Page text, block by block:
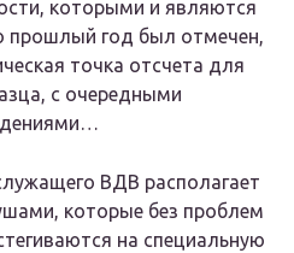
которыми и являются
прошлый год был отмечен,
точка отсчета для
с очередными
ВДВ располагает
которые без проблем
на специальную